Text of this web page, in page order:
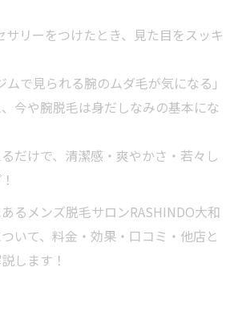
サリーをつけたとき、見た目をスッキ
ムで見られる腕のムダ毛が気になる」
今や腕脱毛は身だしなみの基本にな
だけで、清潔感・爽やかさ・若々し
るメンズ脱毛サロンRASHINDO大和
いて、料金・効果・口コミ・他店と
します！